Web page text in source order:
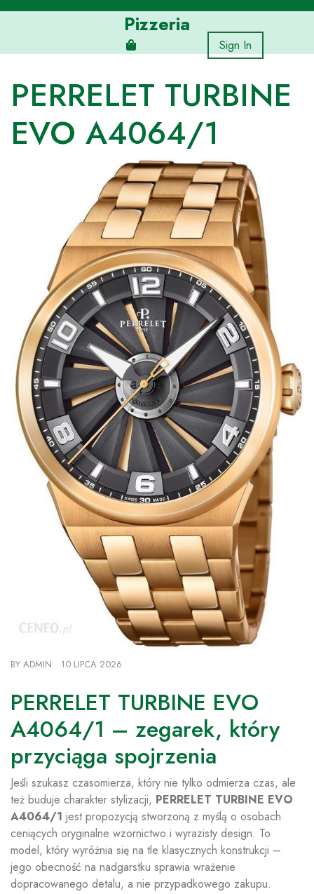
Skip
Pizzeria
Sign In
PERRELET TURBINE
EVO A4064/1
BY ADMIN 10 LIPCA 2026
PERRELET TURBINE EVO
A4064/1 – zegarek, który
przyciąga spojrzenia
Jeśli szukasz czasomierza, który nie tylko odmierza czas, ale
też buduje charakter stylizacji, PERRELET TURBINE EVO
A4064/1 jest propozycją stworzoną z myślą o osobach
ceniących oryginalne wzornictwo i wyrazisty design. To
model, który wyróżnia się na tle klasycznych konstrukcji –
jego obecność na nadgarstku sprawia wrażenie
dopracowanego detalu, a nie przypadkowego zakupu.